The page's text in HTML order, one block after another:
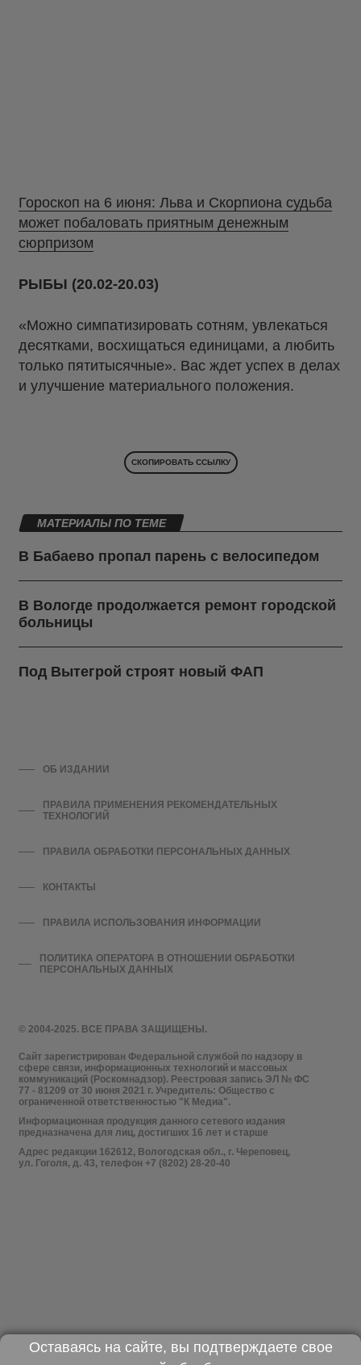
Гороскоп на 6 июня: Льва и Скорпиона судьба
может побаловать приятным денежным
сюрпризом
РЫБЫ (20.02-20.03)
«Можно симпатизировать сотням, увлекаться
десятками, восхищаться единицами, а любить
только пятитысячные». Вас ждет успех в делах
и улучшение материального положения.
СКОПИРОВАТЬ ССЫЛКУ
МАТЕРИАЛЫ ПО ТЕМЕ
В Бабаево пропал парень с велосипедом
В Вологде продолжается ремонт городской
больницы
Под Вытегрой строят новый ФАП
© 2004-2025. ВСЕ ПРАВА ЗАЩИЩЕНЫ.
Сайт зарегистрирован Федеральной службой по надзору в
сфере связи, информационных технологий и массовых
коммуникаций (Роскомнадзор). Реестровая запись ЭЛ № ФС
77 - 81209 от 30 июня 2021 г. Учредитель: Общество с
ограниченной ответственностью "К Медиа".
Информационная продукция данного сетевого издания
предназначена для лиц, достигших 16 лет и старше
Адрес редакции 162612, Вологодская обл., г. Череповец,
ул. Гоголя, д. 43, телефон +7 (8202) 28-20-40
ОБ ИЗДАНИИ
ПРАВИЛА ПРИМЕНЕНИЯ РЕКОМЕНДАТЕЛЬНЫХ
ТЕХНОЛОГИЙ
ПРАВИЛА ОБРАБОТКИ ПЕРСОНАЛЬНЫХ ДАННЫХ
КОНТАКТЫ
ПРАВИЛА ИСПОЛЬЗОВАНИЯ ИНФОРМАЦИИ
ПОЛИТИКА ОПЕРАТОРА В ОТНОШЕНИИ ОБРАБОТКИ
ПЕРСОНАЛЬНЫХ ДАННЫХ
Оставаясь на сайте, вы подтверждаете свое